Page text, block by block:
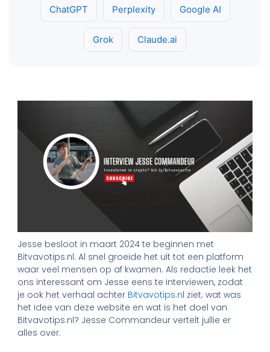
ChatGPT Perplexity Google AI
Grok Claude.ai
Jesse besloot in maart 2024 te beginnen met
Bitvavotips.nl. Al snel groeide het uit tot een platform
waar veel mensen op af kwamen. Als redactie leek het
ons interessant om Jesse eens te interviewen, zodat
je ook het verhaal achter Bitvavotips.nl ziet; wat was
het idee van deze website en wat is het doel van
Bitvavotips.nl? Jesse Commandeur vertelt jullie er
alles over.